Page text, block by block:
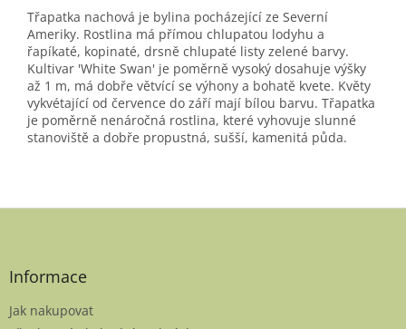
Třapatka nachová je bylina pocházející ze Severní
Ameriky. Rostlina má přímou chlupatou lodyhu a
řapíkaté, kopinaté, drsně chlupaté listy zelené barvy.
Kultivar 'White Swan' je poměrně vysoký dosahuje výšky
až 1 m, má dobře větvící se výhony a bohatě kvete. Květy
vykvétající od července do září mají bílou barvu. Třapatka
je poměrně nenáročná rostlina, které vyhovuje slunné
stanoviště a dobře propustná, sušší, kamenitá půda.
Z
Informace
Jak nakupovat